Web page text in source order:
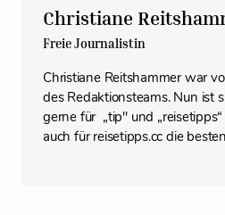
Christiane
Freie Journalistin
Christiane Reitshammer war
des Redaktionsteams. Nun ist
gerne für „tip" und
auch für reisetipps.cc die